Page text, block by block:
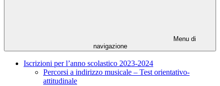
Menu di
navigazione
Iscrizioni per l’anno scolastico 2023-2024
Percorsi a indirizzo musicale – Test orientativo-
attitudinale